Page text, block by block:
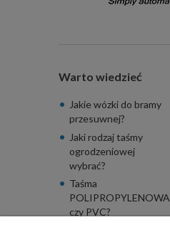
Warto wiedzieć
Jakie wózki do bramy
przesuwnej?
Jaki rodzaj taśmy
ogrodzeniowej
wybrać?
Taśma
POLIPROPYLENOWA
czy PVC?